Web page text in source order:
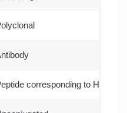
corresponding to Human